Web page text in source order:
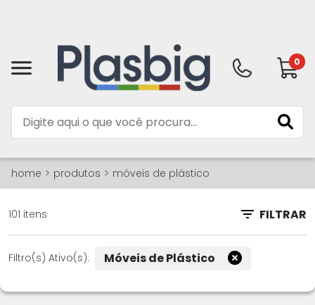
0
home produtos móveis de plástico
101 itens FILTRAR
Filtro(s) Ativo(s): Móveis de Plástico